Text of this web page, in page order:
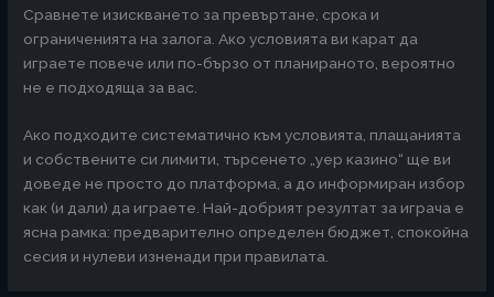
Сравнете изискването за превъртане, срока и
ограниченията на залога. Ако условията ви карат да
играете повече или по-бързо от планираното, вероятно
не е подходяща за вас.
Ако подходите систематично към условията, плащанията
и собствените си лимити, търсенето „yep казино“ ще ви
доведе не просто до платформа, а до информиран избор
как (и дали) да играете. Най-добрият резултат за играча е
ясна рамка: предварително определен бюджет, спокойна
сесия и нулеви изненади при правилата.